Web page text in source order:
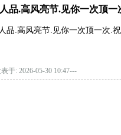
品.高风亮节.见你一次顶一
品.高风亮节.见你一次顶一次.
于: 2026-05-30 10:47---